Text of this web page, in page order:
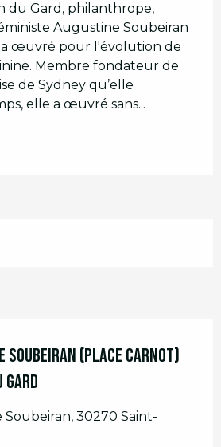
du Gard, philanthrope,
Augustine Soubeiran
a œuvré pour l'évolution de
Membre fondateur de
de Sydney qu’elle
elle a œuvré sans...
Soubeiran (Place Carnot)
Gard
30270 Saint-